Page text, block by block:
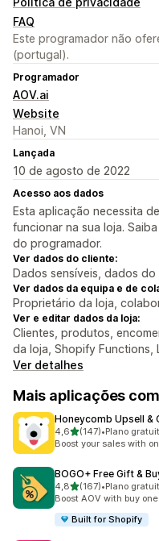
FAQ
Este programador não
(portugal).
Programador
AOV.ai
Website
Hanoi, VN
Lançada
10 de agosto de 2022
Acesso aos dados
Esta aplicação necessita
funcionar na sua loja.
do programador.
Ver dados do cliente:
Dados sensíveis, dados
Ver dados da equipa e de
Proprietário da loja,
Ver e editar dados da loja:
Clientes, produtos,
da loja, Shopify Functions,
Ver detalhes
Mais aplicações
Honeycomb Upsell &
4,6de 5 estrelas
(147)
147 total de avaliações
•Plano
Boost your sales with
BOGO+ Free Gift &
4,8de 5 estrelas
(167)
167 total de avaliações
•Plano
Boost AOV with buy
Built for Shopify